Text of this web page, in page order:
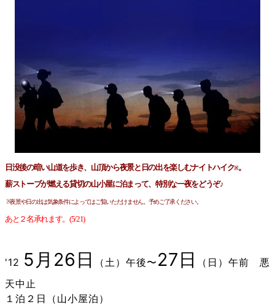
日没後の暗い山道を歩き、山頂から夜景と日の出を楽しむナイトハイク※。
薪ストーブが燃える貸切の山小屋に泊まって、特別な一夜をどうぞ♪
※夜景や日の出は気象条件によってはご覧いただけません。予めご了承ください。
あと２名承れます。(5/21)
'12 5月26 日 （土）午後〜 27日
（日）午前 悪
天中止
１泊２日（山小屋泊）